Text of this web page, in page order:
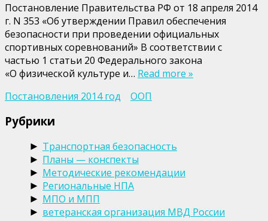
Постановление Правительства РФ от 18 апреля 2014
г. N 353 «Об утверждении Правил обеспечения
безопасности при проведении официальных
спортивных соревнований» В соответствии с
частью 1 статьи 20 Федерального закона
«О физической культуре и… Read more »
Постановления 2014 год
ООП
Рубрики
► Транспортная безопасность
► Планы — конспекты
► Методические рекомендации
► Региональные НПА
► МПО и МПП
► ветеранская организация МВД России